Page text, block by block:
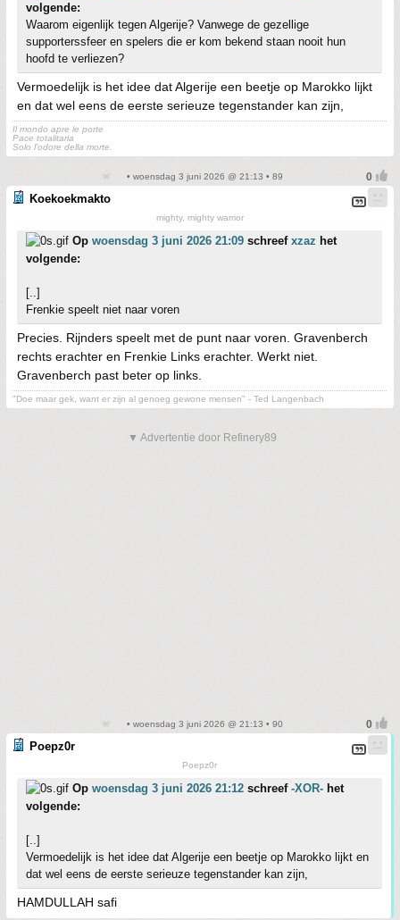
volgende:
Waarom eigenlijk tegen Algerije? Vanwege de gezellige
supporterssfeer en spelers die er kom bekend staan nooit hun
hoofd te verliezen?
Vermoedelijk is het idee dat Algerije een beetje op Marokko lijkt
en dat wel eens de eerste serieuze tegenstander kan zijn,
Il mondo apre le porte
Pace totalitaria
Solo l'odore della morte.
• woensdag 3 juni 2026 @ 21:13 • 89
Koekoekmakto
mighty, mighty warrior
Op woensdag 3 juni 2026 21:09 schreef xzaz het
volgende:
[..]
Frenkie speelt niet naar voren
Precies. Rijnders speelt met de punt naar voren. Gravenberch
rechts erachter en Frenkie Links erachter. Werkt niet.
Gravenberch past beter op links.
"Doe maar gek, want er zijn al genoeg gewone mensen" - Ted Langenbach
▼ Advertentie door Refinery89
• woensdag 3 juni 2026 @ 21:13 • 90
Poepz0r
Poepz0r
Op woensdag 3 juni 2026 21:12 schreef -XOR- het
volgende:
[..]
Vermoedelijk is het idee dat Algerije een beetje op Marokko lijkt en
dat wel eens de eerste serieuze tegenstander kan zijn,
HAMDULLAH safi